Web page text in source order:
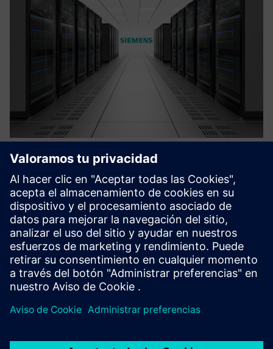
White Space Cooling Optimization
(WSCO)
Siemens’ White Space Cooling Optimization (WSCO) is an
award-winning platform for data centers. It delivers
innovative solutions that enhance efficiency, reliability, and
sustainability in mission-critical facilities. Leveraging a...
Más información